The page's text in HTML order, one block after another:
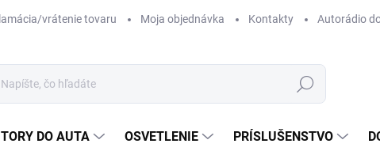
vrátenie tovaru Moja objednávka Kontakty Autorádio
Hľadať
DO AUTA OSVETLENIE PRÍSLUŠENSTVO